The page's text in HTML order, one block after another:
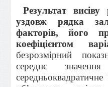
Результат
уздовж рядка
факторів, його
коефіцієнтом
безрозмірний
середнє